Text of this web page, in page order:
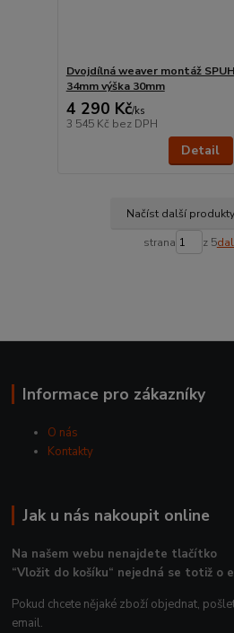
Dvojdílná weaver montáž
34mm výška 30mm
4 290 Kč/ks
3 545 Kč bez DPH
Detail
Načíst další
strana z 5
Informace pro zákazníky
O nás
Kontakty
Jak u nás nakoupit online
Na našem webu nenajdete tlačítko
“Vložit do košíku“ nejedná se totiž o
Pokud chcete nějaké zboží objednat,
email.